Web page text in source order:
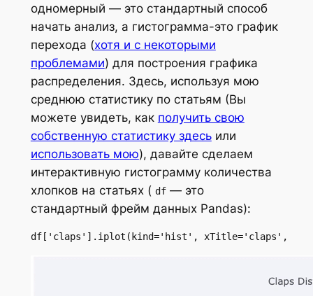
одномерный — это стандартный способ
начать анализ, а гистограмма-это график
перехода (хотя и с некоторыми
проблемами) для построения графика
распределения. Здесь, используя мою
среднюю статистику по статьям (Вы
можете увидеть, как получить свою
собственную статистику здесьили
использовать мою), давайте сделаем
интерактивную гистограмму количества
хлопков на статьях ( df— это
стандартный фрейм данных Pandas):
df['claps'].iplot(kind='hist', xTitle='claps',